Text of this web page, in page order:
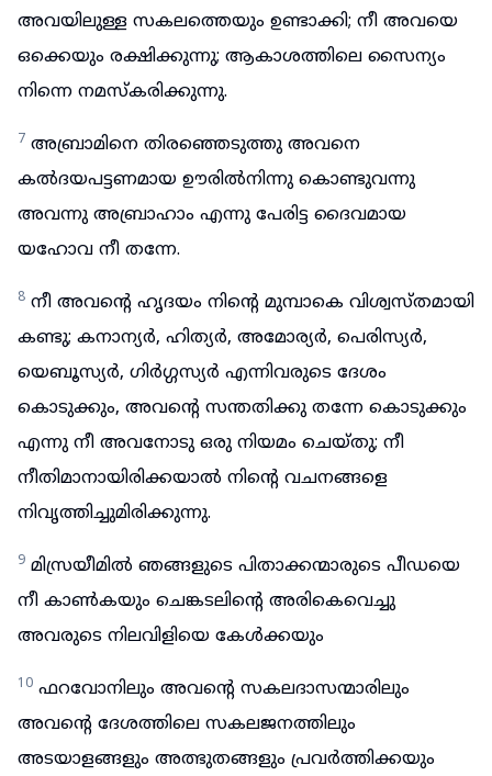
അവയിലുള്ള സകലത്തെയും ഉണ്ടാക്കി; നീ അവയെ
ഒക്കെയും രക്ഷിക്കുന്നു; ആകാശത്തിലെ സൈന്യം
നിന്നെ നമസ്കരിക്കുന്നു.
7 അബ്രാമിനെ തിരഞ്ഞെടുത്തു അവനെ
കൽദയപട്ടണമായ ഊരിൽനിന്നു കൊണ്ടുവന്നു
അവന്നു അബ്രാഹാം എന്നു പേരിട്ട ദൈവമായ
യഹോവ നീ തന്നേ.
8 നീ അവന്റെ ഹൃദയം നിന്റെ മുമ്പാകെ വിശ്വസ്തമായി
കണ്ടു; കനാന്യർ, ഹിത്യർ, അമോര്യർ, പെരിസ്യർ,
യെബൂസ്യർ, ഗിർഗ്ഗസ്യർ എന്നിവരുടെ ദേശം
കൊടുക്കും, അവന്റെ സന്തതിക്കു തന്നേ കൊടുക്കും
എന്നു നീ അവനോടു ഒരു നിയമം ചെയ്തു; നീ
നീതിമാനായിരിക്കയാൽ നിന്റെ വചനങ്ങളെ
നിവൃത്തിച്ചുമിരിക്കുന്നു.
9 മിസ്രയീമിൽ ഞങ്ങളുടെ പിതാക്കന്മാരുടെ പീഡയെ
നീ കാൺകയും ചെങ്കടലിന്റെ അരികെവെച്ചു
അവരുടെ നിലവിളിയെ കേൾക്കയും
10 ഫറവോനിലും അവന്റെ സകലദാസന്മാരിലും
അവന്റെ ദേശത്തിലെ സകലജനത്തിലും
അടയാളങ്ങളും അത്ഭുതങ്ങളും പ്രവർത്തിക്കയും